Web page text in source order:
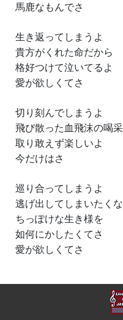
馬鹿なもんでさ
生き返ってしまうよ
貴方がくれた命だから
格好つけて泣いてるよ
愛が欲しくてさ
切り刻んでしまうよ
飛び散った血飛沫の喝
取り敢えず楽しいよ
今だけはさ
巡り合ってしまうよ
逃げ出してしまいたく
ちっぽけな生き様を
如何にかしたくてさ
愛が欲しくてさ